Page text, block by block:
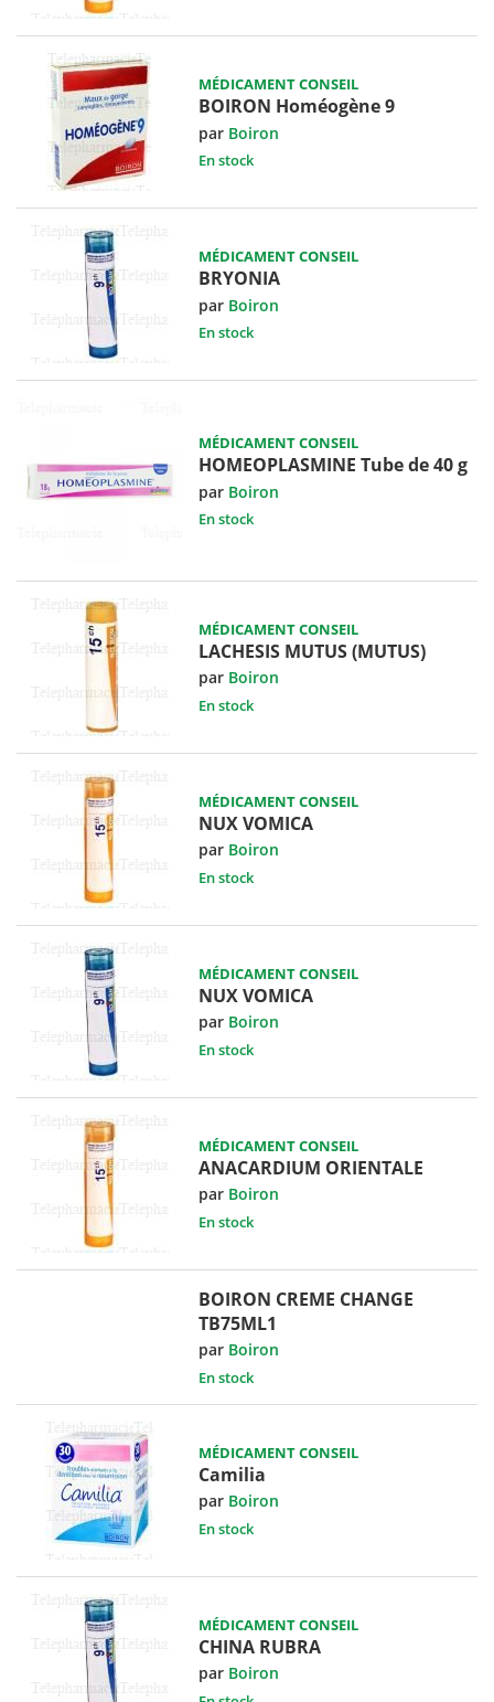
MÉDICAMENT CONSEIL
BOIRON Homéogène 9
par Boiron
En stock
MÉDICAMENT CONSEIL
BRYONIA
par Boiron
En stock
MÉDICAMENT CONSEIL
HOMEOPLASMINE Tube de 40 g
par Boiron
En stock
MÉDICAMENT CONSEIL
LACHESIS MUTUS (MUTUS)
par Boiron
En stock
MÉDICAMENT CONSEIL
NUX VOMICA
par Boiron
En stock
MÉDICAMENT CONSEIL
NUX VOMICA
par Boiron
En stock
MÉDICAMENT CONSEIL
ANACARDIUM ORIENTALE
par Boiron
En stock
BOIRON CREME CHANGE
TB75ML1
par Boiron
En stock
MÉDICAMENT CONSEIL
Camilia
par Boiron
En stock
MÉDICAMENT CONSEIL
CHINA RUBRA
par Boiron